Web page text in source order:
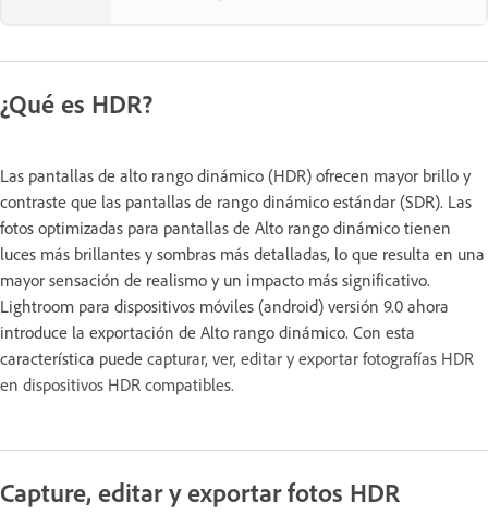
¿Qué es HDR?
Las pantallas de alto rango dinámico (HDR) ofrecen mayor brillo y
contraste que las pantallas de rango dinámico estándar (SDR). Las
fotos optimizadas para pantallas de Alto rango dinámico tienen
luces más brillantes y sombras más detalladas, lo que resulta en una
mayor sensación de realismo y un impacto más significativo.
Lightroom para dispositivos móviles (android) versión 9.0 ahora
introduce la exportación de Alto rango dinámico. Con esta
característica puede capturar, ver, editar y exportar fotografías HDR
en dispositivos HDR compatibles.
Capture, editar y exportar fotos HDR